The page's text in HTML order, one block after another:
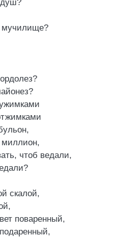
душ?
мучилище?
миллион,
чтоб ведали,
скалой,
поваренный,